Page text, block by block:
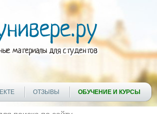
ОТЗЫВЫ ОБУЧЕНИЕ И КУРСЫ